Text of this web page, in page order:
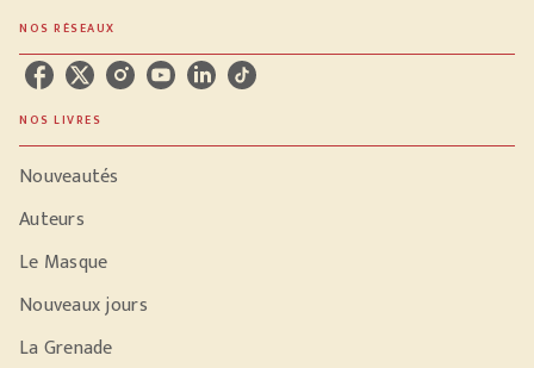
NOS RÉSEAUX
NOS LIVRES
Nouveautés
Auteurs
Le Masque
Nouveaux jours
La Grenade